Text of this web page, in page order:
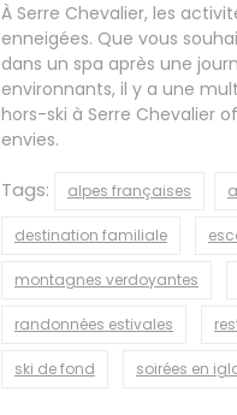
À Serre Chevalier, les
enneigées. Que vous
dans un spa après une
environnants, il y a une
hors-ski à Serre Chevalier
envies.
Tags: alpes françaises
destination familiale
montagnes verdoyantes
randonnées estivales
ski de fond soirées en